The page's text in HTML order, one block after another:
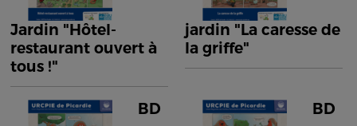
Jardin "Hôtel-
restaurant ouvert à
tous !"
jardin "La caresse de
la griffe"
BD BD